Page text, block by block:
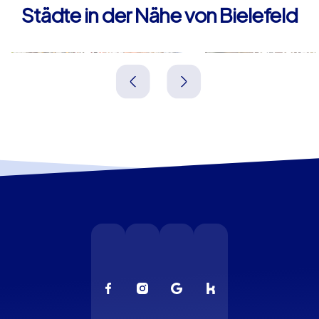
Städte in der Nähe von Bielefeld
Herford
Deutschland
Bad